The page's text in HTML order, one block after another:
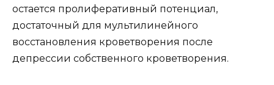
остается пролиферативный потенциал,
достаточный для мультилинейного
восстановления кроветворения после
депрессии собственного кроветворения.